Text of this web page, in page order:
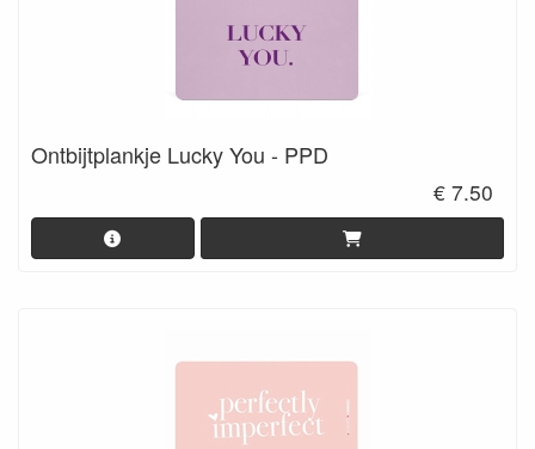
Ontbijtplankje Lucky You - PPD
€ 7.50